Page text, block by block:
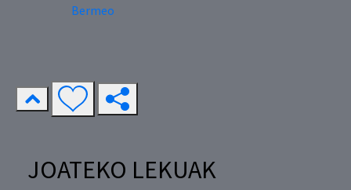
Bermeo
JOATEKO LEKUAK